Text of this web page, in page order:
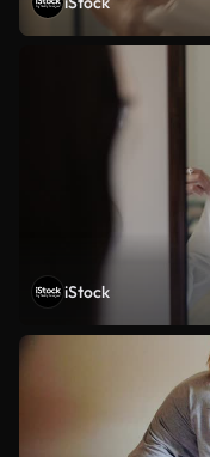
iStock